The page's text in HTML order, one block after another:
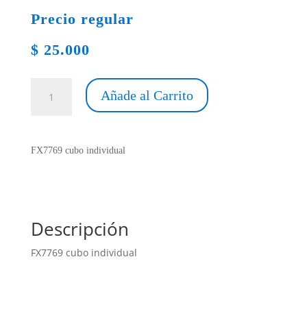
Precio regular
$ 25.000
cubo
Añade al Carrito
FX7769 cubo individual
Descripción
FX7769 cubo individual